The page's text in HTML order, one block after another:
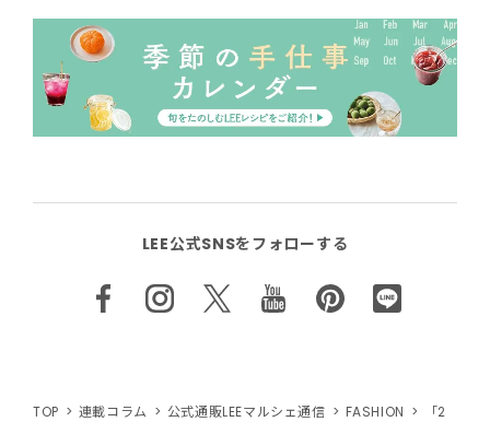
LEE公式SNSをフォローする
TOP 連載コラム 公式通販LEEマルシェ通信 FASHION
「2